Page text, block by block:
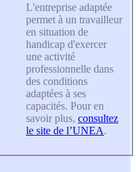
L'entreprise adaptée
permet à un travailleur
en situation de
handicap d'exercer
une activité
professionnelle dans
des conditions
adaptées à ses
capacités. Pour en
savoir plus, consultez
le site de l’UNEA.